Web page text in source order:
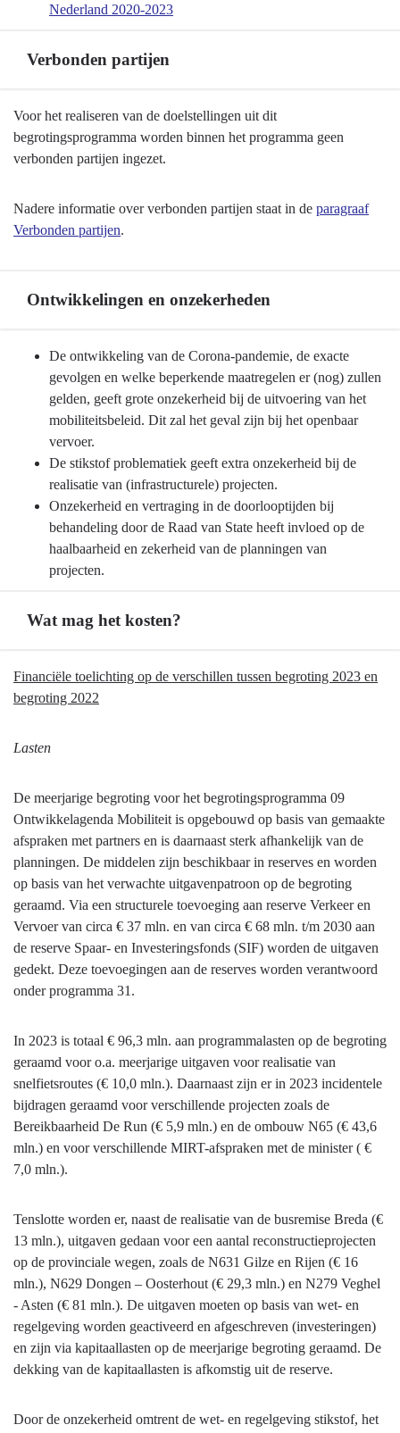
Nederland 2020-2023
Verbonden partijen
Terug
naar
navigatie
Programma
partijen
Voor het realiseren van de doelstellingen uit dit
begrotingsprogramma worden binnen het programma geen
verbonden partijen ingezet.
Nadere informatie over verbonden partijen staat in de paragraaf
Verbonden partijen.
Ontwikkelingen en onzekerheden
Programma
Mobiliteitsontwikkeling
Ontwikkelingen
onzekerheden
De ontwikkeling van de Corona-pandemie, de exacte
gevolgen en welke beperkende maatregelen er (nog) zullen
gelden, geeft grote onzekerheid bij de uitvoering van het
mobiliteitsbeleid. Dit zal het geval zijn bij het openbaar
vervoer.
De stikstof problematiek geeft extra onzekerheid bij de
realisatie van (infrastructurele) projecten.
Onzekerheid en vertraging in de doorlooptijden bij
behandeling door de Raad van State heeft invloed op de
haalbaarheid en zekerheid van de planningen van
projecten.
Wat mag het kosten?
Terug
naar
Mobiliteitsontwikkeling
Wat
mag
het
kosten?
Financiële toelichting op de verschillen tussen begroting 2023 en
begroting 2022
Lasten
De meerjarige begroting voor het begrotingsprogramma 09
Ontwikkelagenda Mobiliteit is opgebouwd op basis van gemaakte
afspraken met partners en is daarnaast sterk afhankelijk van de
planningen. De middelen zijn beschikbaar in reserves en worden
op basis van het verwachte uitgavenpatroon op de begroting
geraamd. Via een structurele toevoeging aan reserve Verkeer en
Vervoer van circa € 37 mln. en van circa € 68 mln. t/m 2030 aan
de reserve Spaar- en Investeringsfonds (SIF) worden de uitgaven
gedekt. Deze toevoegingen aan de reserves worden verantwoord
onder programma 31.
In 2023 is totaal € 96,3 mln. aan programmalasten op de begroting
geraamd voor o.a. meerjarige uitgaven voor realisatie van
snelfietsroutes (€ 10,0 mln.). Daarnaast zijn er in 2023 incidentele
bijdragen geraamd voor verschillende projecten zoals de
Bereikbaarheid De Run (€ 5,9 mln.) en de ombouw N65 (€ 43,6
mln.) en voor verschillende MIRT-afspraken met de minister ( €
7,0 mln.).
Tenslotte worden er, naast de realisatie van de busremise Breda (€
13 mln.), uitgaven gedaan voor een aantal reconstructieprojecten
op de provinciale wegen, zoals de N631 Gilze en Rijen (€ 16
mln.), N629 Dongen – Oosterhout (€ 29,3 mln.) en N279 Veghel
- Asten (€ 81 mln.). De uitgaven moeten op basis van wet- en
regelgeving worden geactiveerd en afgeschreven (investeringen)
en zijn via kapitaallasten op de meerjarige begroting geraamd. De
dekking van de kapitaallasten is afkomstig uit de reserve.
Door de onzekerheid omtrent de wet- en regelgeving stikstof, het